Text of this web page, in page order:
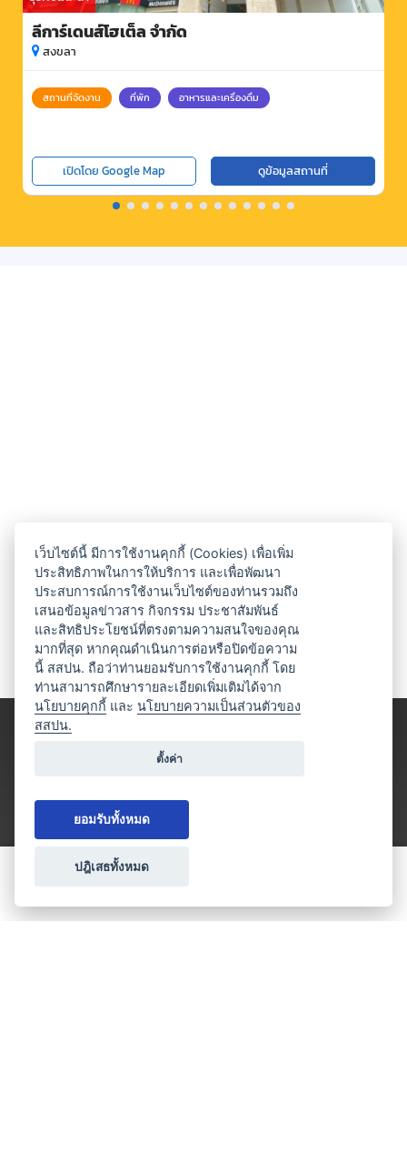
ลีการ์เดนส์โฮเต็ล จำกัด
สงขลา
สถานที่จัดงาน ที่พัก อาหารและเครื่องดื่ม
เปิดโดย Google Map ดูข้อมูลสถานที่
ประเภทธุรกิจไมซ์
เว็บไซต์นี้ มีการใช้งานคุกกี้ (Cookies) เพื่อเพิ่ม
ประสิทธิภาพในการให้บริการ และเพื่อพัฒนา
ประสบการณ์การใช้งานเว็บไซต์ของท่านรวมถึง
เสนอข้อมูลข่าวสาร กิจกรรม ประชาสัมพันธ์
และสิทธิประโยชน์ที่ตรงตามความสนใจของคุณ
มากที่สุด หากคุณดำเนินการต่อหรือปิดข้อความ
นี้ สสปน. ถือว่าท่านยอมรับการใช้งานคุกกี้ โดย
ท่านสามารถศึกษารายละเอียดเพิ่มเติมได้จาก
นโยบายคุกกี้ และนโยบายความเป็นส่วนตัวของ
สสปน.
ตั้งค่า
ยอมรับทั้งหมด
ปฎิเสธทั้งหมด